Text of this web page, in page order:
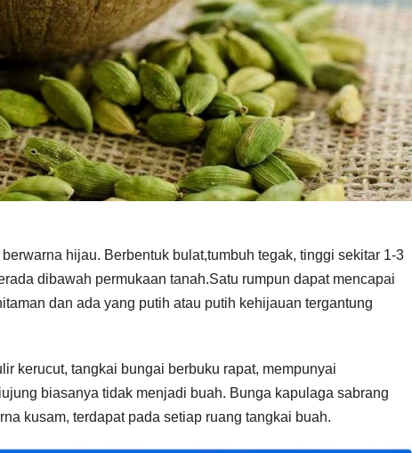
hijau. Berbentuk bulat,tumbuh tegak, tinggi sekitar 1-3
dibawah permukaan tanah.Satu rumpun dapat mencapai
dan ada yang putih atau putih kehijauan tergantung
kerucut, tangkai bungai berbuku rapat, mempunyai
biasanya tidak menjadi buah. Bunga kapulaga sabrang
kusam, terdapat pada setiap ruang tangkai buah.